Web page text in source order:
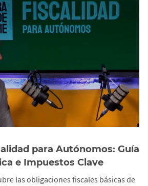
para Autónomos: Guía
e Impuestos Clave
las obligaciones fiscales básicas de